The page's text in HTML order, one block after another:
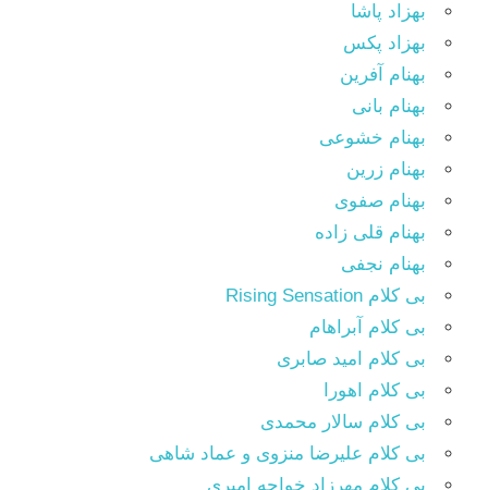
بهزاد پاشا
بهزاد پکس
بهنام آفرین
بهنام بانی
بهنام خشوعی
بهنام زرین
بهنام صفوی
بهنام قلی زاده
بهنام نجفی
بی کلام Rising Sensation
بی کلام آبراهام
بی کلام امید صابری
بی کلام اهورا
بی کلام سالار محمدی
بی کلام علیرضا منزوی و عماد شاهی
بی کلام مهرزاد خواجه امیری